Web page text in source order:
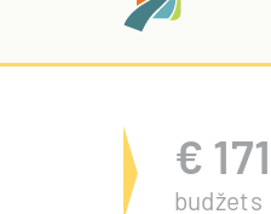
€
budžets